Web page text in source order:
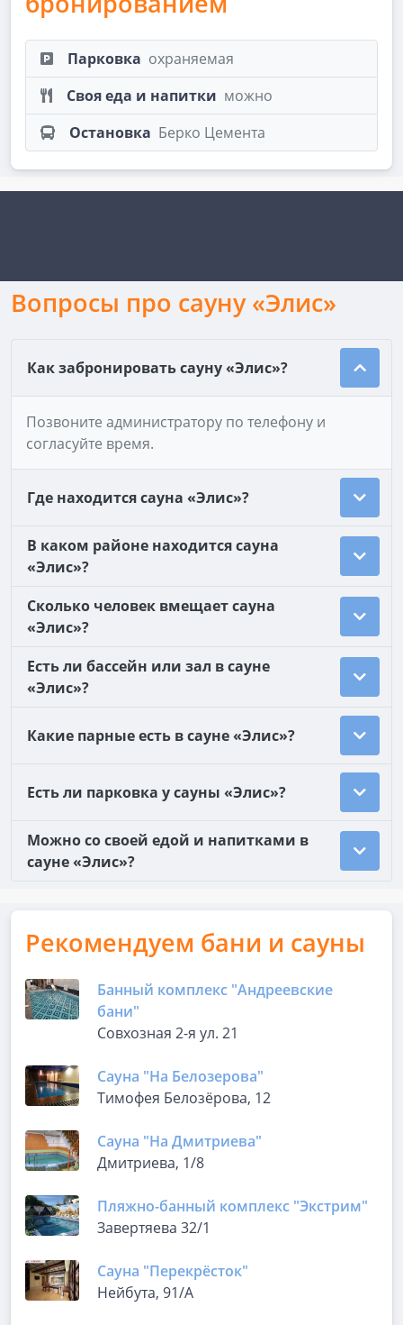
Парковка охраняемая
Своя еда и напитки можно
Остановка Берко Цемента
Вопросы про сауну «Элис»
Как забронировать сауну «Элис»?
Позвоните администратору по телефону и
согласуйте время.
Где находится сауна «Элис»?
В каком районе находится сауна
«Элис»?
Сколько человек вмещает сауна
«Элис»?
Есть ли бассейн или зал в сауне
«Элис»?
Какие парные есть в сауне «Элис»?
Есть ли парковка у сауны «Элис»?
Можно со своей едой и напитками в
сауне «Элис»?
Рекомендуем бани и сауны
Банный комплекс "Андреевские
бани"
Совхозная 2-я ул. 21
Сауна "На Белозерова"
Тимофея Белозёрова, 12
Сауна "На Дмитриева"
Дмитриева, 1/8
Пляжно-банный комплекс "Экстрим"
Завертяева 32/1
Сауна "Перекрёсток"
Нейбута, 91/А